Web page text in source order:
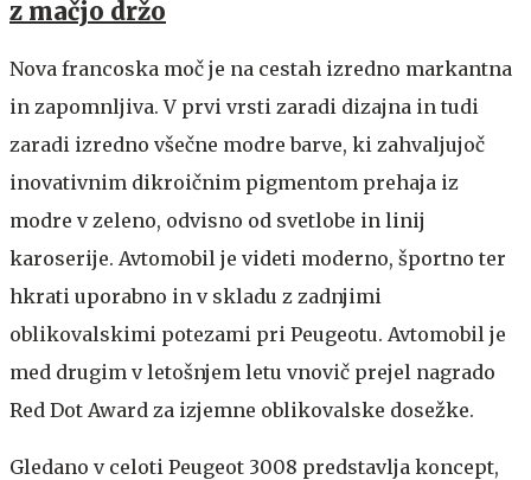
z mačjo držo
Nova francoska moč je na cestah izredno markantna
in zapomnljiva. V prvi vrsti zaradi dizajna in tudi
zaradi izredno všečne modre barve, ki zahvaljujoč
inovativnim dikroičnim pigmentom prehaja iz
modre v zeleno, odvisno od svetlobe in linij
karoserije. Avtomobil je videti moderno, športno ter
hkrati uporabno in v skladu z zadnjimi
oblikovalskimi potezami pri Peugeotu. Avtomobil je
med drugim v letošnjem letu vnovič prejel nagrado
Red Dot Award za izjemne oblikovalske dosežke.
Gledano v celoti Peugeot 3008 predstavlja koncept,